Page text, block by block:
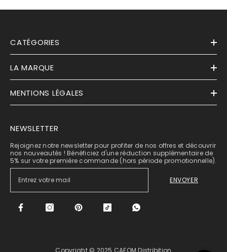
CATÉGORIES
LA MARQUE
MENTIONS LÉGALES
NEWSLETTER
Rejoignez notre newsletter pour profiter de nos offres et découvrir
nos nouveautés ! Bénéficiez d'une réduction supplémentaire de
5% sur votre première commande (hors période promotionnelle).
ENVOYER
Copyright © 2025 CAFOM Distribition